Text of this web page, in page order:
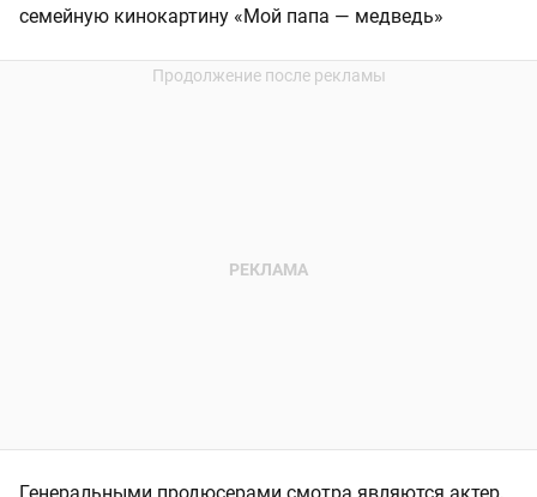
семейную кинокартину «Мой папа — медведь»
Генеральными продюсерами смотра являются актер,